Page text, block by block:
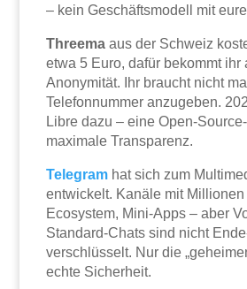
– kein Geschäftsmodell mit
Threema aus der Schweiz
etwa 5 Euro, dafür bekommt ihr
Anonymität. Ihr braucht nicht
Telefonnummer anzugeben.
Libre dazu – eine Open-
maximale Transparenz.
Telegram hat sich zum
entwickelt. Kanäle mit
Ecosystem, Mini-Apps – aber
Standard-Chats sind nicht
verschlüsselt. Nur die
echte Sicherheit.